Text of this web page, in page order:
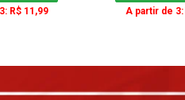
R$ 11,99 A partir de 3: